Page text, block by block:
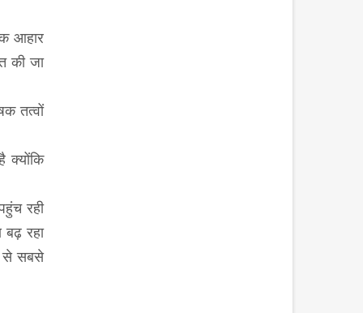
आहार
की जा
तत्वों
क्योंकि
रही
रहा
से सबसे